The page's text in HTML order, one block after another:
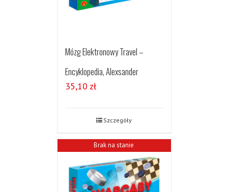
Mózg Elektronowy Travel –
Encyklopedia, Alexsander
35,10 zł
Szczegóły
Brak na stanie